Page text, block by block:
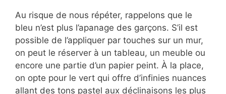
Au risque de nous répéter, rappelons que le
bleu n’est plus l’apanage des garçons. S’il est
possible de l’appliquer par touches sur un mur,
on peut le réserver à un tableau, un meuble ou
encore une partie d’un papier peint. À la place,
on opte pour le vert qui offre d’infinies nuances
allant des tons pastel aux déclinaisons les plus